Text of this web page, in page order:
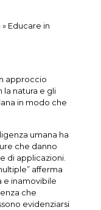
» Educare in
approccio
la natura e gli
in modo che
umana ha
che danno
di applicazioni.
afferma
e inamovibile
che
evidenziarsi